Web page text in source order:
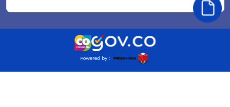
Powered by :